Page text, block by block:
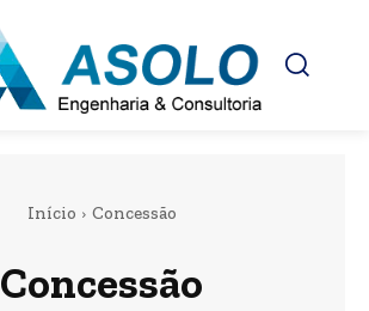
Início Concessão
Concessão